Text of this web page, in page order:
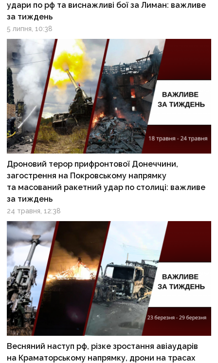
удари по рф та виснажливі бої за Лиман: важливе
за тиждень
5 липня, 10:38
Дроновий терор прифронтової Донеччини,
загострення на Покровському напрямку
та масований ракетний удар по столиці: важливе
за тиждень
24 травня, 12:38
Весняний наступ рф, різке зростання авіаударів
на Краматорському напрямку, дрони на трасах